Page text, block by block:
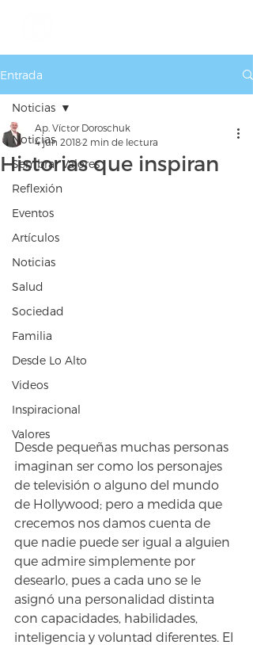
Entrada
Noticias
Sembrar Valores
Reflexión
Eventos
Artículos
Noticias
Salud
Sociedad
Familia
Desde Lo Alto
Videos
Inspiracional
Valores
Noticias
Historias que inspiran
Ap. Víctor Doroschuk
4 jun 20182 min de lectura
Desde pequeñas muchas personas
imaginan ser como los personajes
de televisión o alguno del mundo
de Hollywood; pero a medida que
crecemos nos damos cuenta de
que nadie puede ser igual a alguien
que admire simplemente por
desearlo, pues a cada uno se le
asignó una personalidad distinta
con capacidades, habilidades,
inteligencia y voluntad diferentes. El